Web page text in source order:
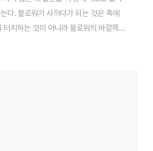
다. 팔로워가 사까다가 되는 것은 축에
치하는 것이 아니라 팔로워의 바깥쪽
무게중심 축 발 가까이 사까다 할 다리